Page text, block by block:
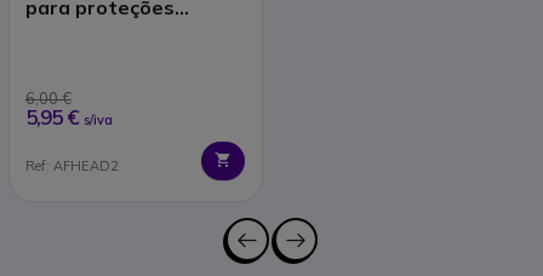
para proteções
6,00 €
5,95 € s/iva
Ref: AFHEAD2